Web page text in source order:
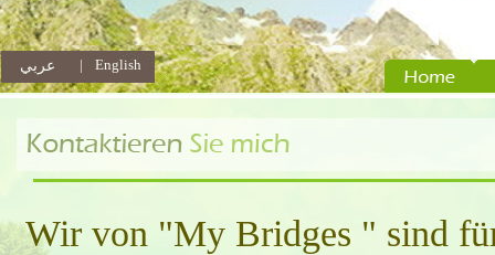
عربي | English
Wir von "My Bridges " sind